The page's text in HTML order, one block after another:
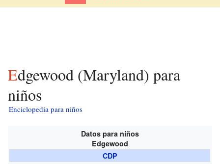
Edgewood (Maryland) para
niños
Enciclopedia para niños
Datos para niños
Edgewood
CDP